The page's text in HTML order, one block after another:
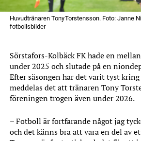
Huvudtränaren Tony Torstensson. Foto: Janne
fotbollsbilder
Sörstafors-Kolbäck FK hade en
under 2025 och slutade på en
Efter säsongen har det varit tyst
meddelas det att tränaren Tony
föreningen trogen även under 2026.
– Fotboll är fortfarande något jag
och det känns bra att vara en del av